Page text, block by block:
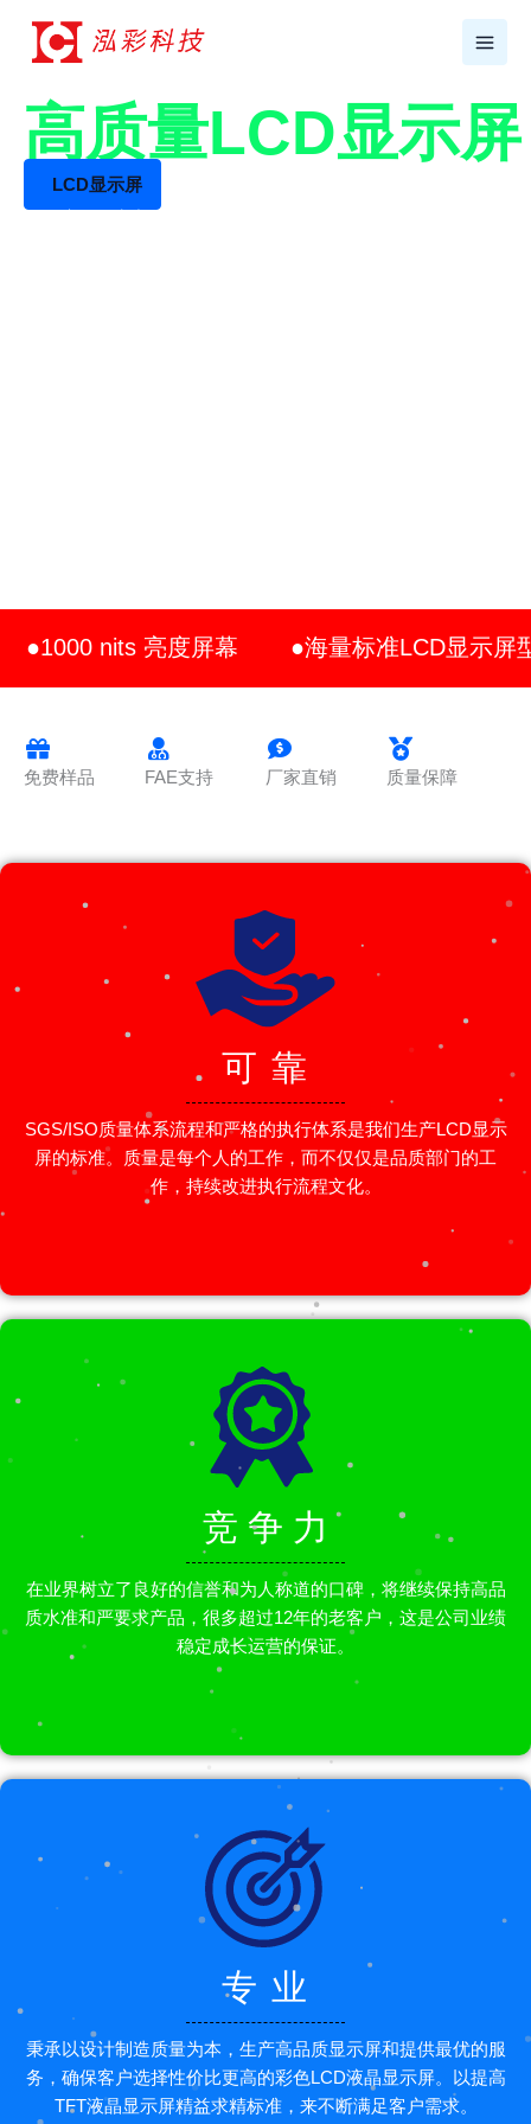
17年+专业LCD工厂
高质量LCD显示
LCD显示屏
●1000 nits 亮度屏幕 ●海量标准LCD显示屏
免费样品 FAE支持 厂家直销 质量保障
可 靠
SGS/ISO质量体系流程和严格的执行体系是我们生产LCD显示
屏的标准。质量是每个人的工作，而不仅仅是品质部门的工
作，持续改进执行流程文化。
竞 争 力
在业界树立了良好的信誉和为人称道的口碑，将继续保持高品
质水准和严要求产品，很多超过12年的老客户，这是公司业绩
稳定成长运营的保证。
专 业
秉承以设计制造质量为本，生产高品质显示屏和提供最优的服
务，确保客户选择性价比更高的彩色LCD液晶显示屏。以提高
TFT液晶显示屏精益求精标准，来不断满足客户需求。